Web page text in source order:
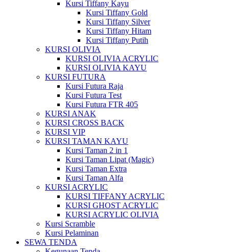
Kursi Tiffany Kayu
Kursi Tiffany Gold
Kursi Tiffany Silver
Kursi Tiffany Hitam
Kursi Tiffany Putih
KURSI OLIVIA
KURSI OLIVIA ACRYLIC
KURSI OLIVIA KAYU
KURSI FUTURA
Kursi Futura Raja
Kursi Futura Test
Kursi Futura FTR 405
KURSI ANAK
KURSI CROSS BACK
KURSI VIP
KURSI TAMAN KAYU
Kursi Taman 2 in 1
Kursi Taman Lipat (Magic)
Kursi Taman Extra
Kursi Taman Alfa
KURSI ACRYLIC
KURSI TIFFANY ACRYLIC
KURSI GHOST ACRYLIC
KURSI ACRYLIC OLIVIA
Kursi Scramble
Kursi Pelaminan
SEWA TENDA